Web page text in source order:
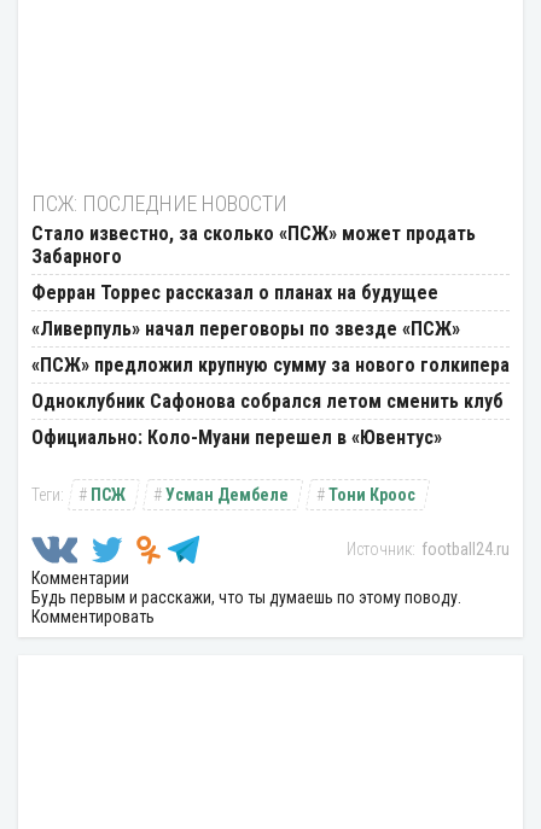
ПСЖ: ПОСЛЕДНИЕ НОВОСТИ
Стало известно, за сколько «ПСЖ» может продать
Забарного
Ферран Торрес рассказал о планах на будущее
«Ливерпуль» начал переговоры по звезде «ПСЖ»
«ПСЖ» предложил крупную сумму за нового голкипера
Одноклубник Сафонова собрался летом сменить клуб
Официально: Коло-Муани перешел в «Ювентус»
ПСЖ Усман Дембеле Тони Кроос
football24.ru
Комментарии
Будь первым и расскажи, что ты думаешь по этому поводу.
Комментировать